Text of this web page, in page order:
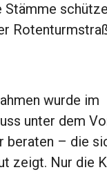
Stämme
wurde im
unter dem
beraten – die
zeigt. Nur die